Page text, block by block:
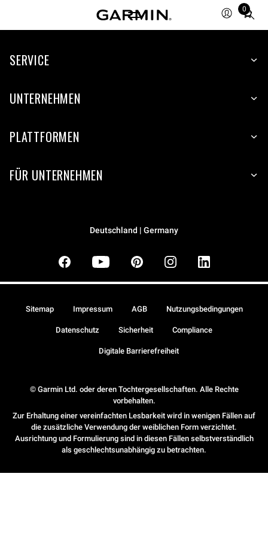
0
Total
items
cart:
SERVICE
UNTERNEHMEN
PLATTFORMEN
FÜR UNTERNEHMEN
Deutschland | Germany
© Garmin Ltd. oder deren Tochtergesellschaften. Alle Rechte
vorbehalten.
Zur Erhaltung einer vereinfachten Lesbarkeit wird in wenigen Fällen auf
die zusätzliche Verwendung der weiblichen Form verzichtet.
Ausrichtung und Formulierung sind in diesen Fällen selbstverständlich
als geschlechtsunabhängig zu betrachten.
Sitemap Impressum AGB Nutzungsbedingungen
Datenschutz Sicherheit Compliance
Digitale Barrierefreiheit